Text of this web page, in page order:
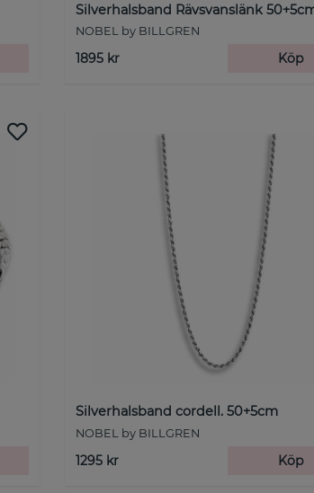
Silverhalsband Rävsvanslänk
NOBEL by BILLGREN
1895 kr Köp
Silverhalsband cordell. 50+5cm
NOBEL by BILLGREN
1295 kr Köp